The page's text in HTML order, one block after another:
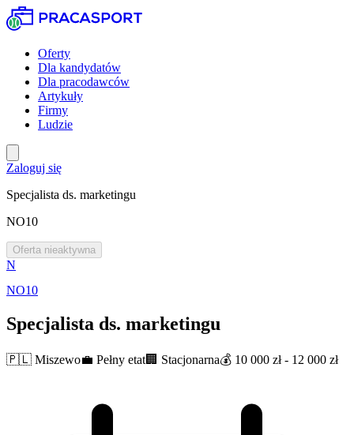
Oferty
Dla kandydatów
Dla pracodawców
Artykuły
Firmy
Ludzie
Zaloguj się
Specjalista ds. marketingu
NO10
Oferta nieaktywna
N
NO10
Specjalista ds. marketingu
🇵🇱 Miszewo💼 Pełny etat🏢 Stacjonarna💰 10 000 zł - 12 000 zł